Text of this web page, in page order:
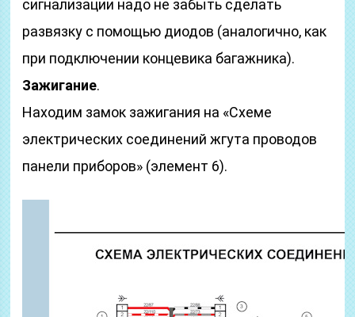
сигнализации надо не забыть сделать
развязку с помощью диодов (аналогично, как
при подключении концевика багажника).
Зажигание.
Находим замок зажигания на «Схеме
электрических соединений жгута проводов
панели приборов» (элемент 6).